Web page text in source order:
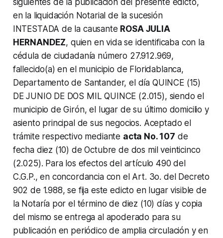
en la liquidación Notarial de la sucesión
INTESTADA de la causante ROSA JULIA
HERNANDEZ, quien en vida se identificaba con la
cédula de ciudadanía número 27.912.969,
fallecido(a) en el municipio de Floridablanca,
Departamento de Santander, el día QUINCE (15)
DE JUNIO DE DOS MIL QUINCE (2.015), siendo el
municipio de Girón, el lugar de su último domicilio y
asiento principal de sus negocios. Aceptado el
trámite respectivo mediante acta No. 107 de
fecha diez (10) de Octubre de dos mil veinticinco
(2.025). Para los efectos del artículo 490 del
C.G.P., en concordancia con el Art. 3o. del Decreto
902 de 1.988, se fija este edicto en lugar visible de
la Notaría por el término de diez (10) días y copia
del mismo se entrega al apoderado para su
publicación en periódico de amplia circulación y en